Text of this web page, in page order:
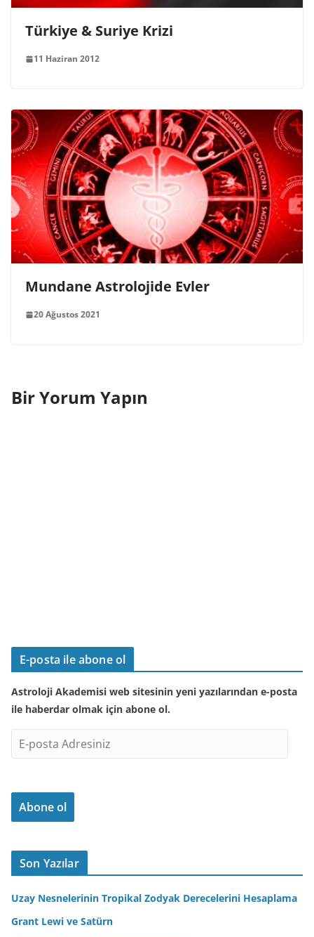
Türkiye & Suriye Krizi
11 Haziran 2012
Mundane Astrolojide Evler
20 Ağustos 2021
Bir Yorum Yapın
E-posta ile abone ol
Astroloji Akademisi web sitesinin yeni yazılarından e-posta
ile haberdar olmak için abone ol.
-
o
t
d
r
Abone ol
Son Yazılar
Uzay Nesnelerinin Tropikal Zodyak Derecelerini Hesaplama
Grant Lewi ve Satürn